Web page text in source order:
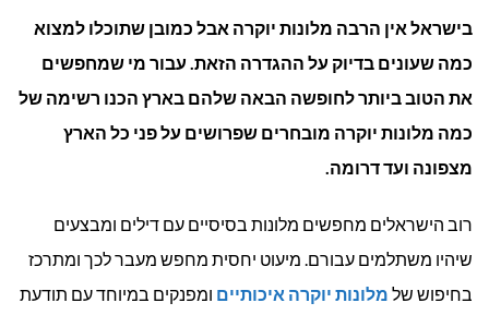
בישראל אין הרבה מלונות יוקרה אבל כמובן שתוכלו למצוא
כמה שעונים בדיוק על ההגדרה הזאת. עבור מי שמחפשים
את הטוב ביותר לחופשה הבאה שלהם בארץ הכנו רשימה של
כמה מלונות יוקרה מובחרים שפרושים על פני כל הארץ
מצפונה ועד דרומה.
רוב הישראלים מחפשים מלונות בסיסיים עם דילים ומבצעים
שיהיו משתלמים עבורם. מיעוט יחסית מחפש מעבר לכך ומתרכז
בחיפוש של מלונות יוקרה איכותיים ומפנקים במיוחד עם תודעת